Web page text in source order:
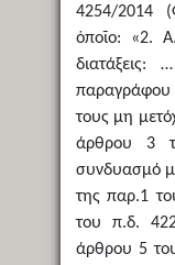
4254/2014
ὁποῖο: «2.
διατάξεις:
τους μη
άρθρου 3
συνδυασμό
της παρ.1
του π.δ.
άρθρου 5